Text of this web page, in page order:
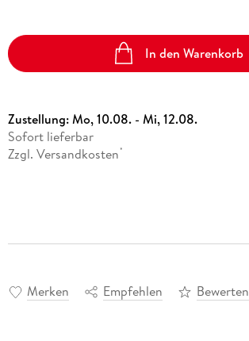
In den Warenkorb
Zustellung:Mo, 10.08. - Mi, 12.08.
Sofort lieferbar
Zzgl. Versandkosten *
Merken Empfehlen Bewerten